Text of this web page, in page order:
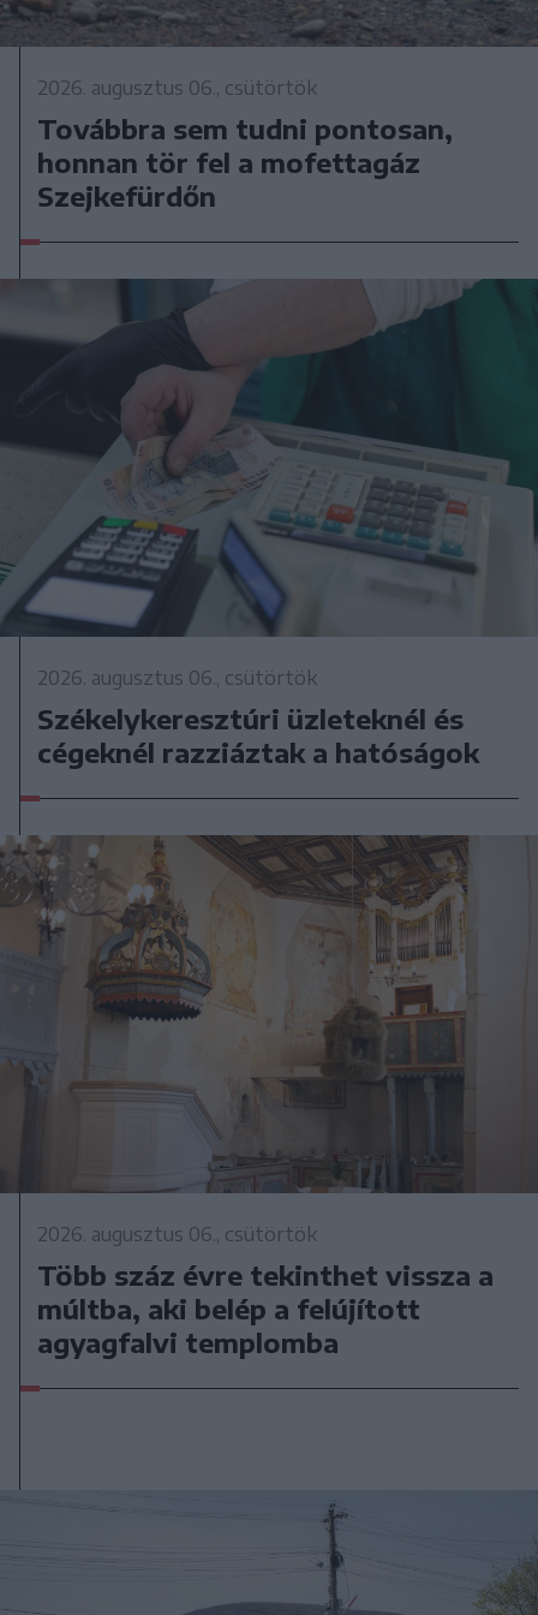
2026. augusztus 06., csütörtök
Továbbra sem tudni pontosan,
honnan tör fel a mofettagáz
Szejkefürdőn
2026. augusztus 06., csütörtök
Székelykeresztúri üzleteknél és
cégeknél razziáztak a hatóságok
2026. augusztus 06., csütörtök
Több száz évre tekinthet vissza a
múltba, aki belép a felújított
agyagfalvi templomba